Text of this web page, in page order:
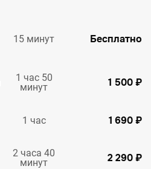
15 минут Бесплатно
1 час 50
минут
1 500 ₽
1 час 1 690 ₽
2 часа 40
минут
2 290 ₽